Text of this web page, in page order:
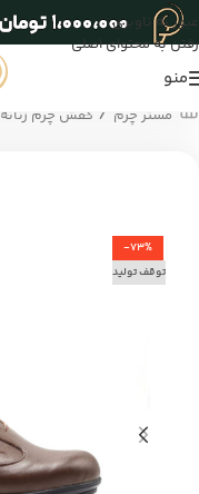
عبور به ناوبری
رفتن به محتوای اصلی
منو
مستر چرم / کفش چرم زنانه
-73%
توقف تولید